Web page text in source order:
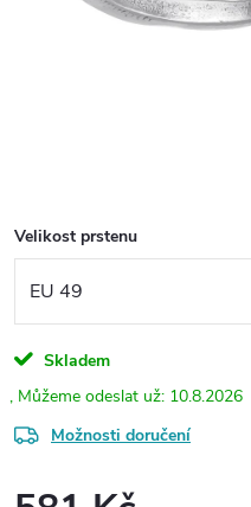
Velikost prstenu
Skladem
10.8.2026
Možnosti doručení